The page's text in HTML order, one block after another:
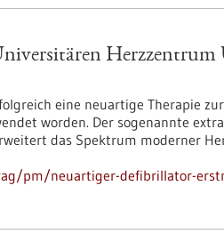
Herzzentrum
eine neuartige Therapie
worden. Der sogenannte
das Spektrum moderner
pm/neuartiger-defibrillator-